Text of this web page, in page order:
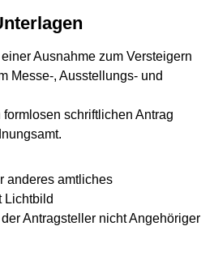
Ausnahme zum Versteigern
Messe-, Ausstellungs- und
schriftlichen Antrag
anderes amtliches
Lichtbild
Antragsteller nicht Angehöriger